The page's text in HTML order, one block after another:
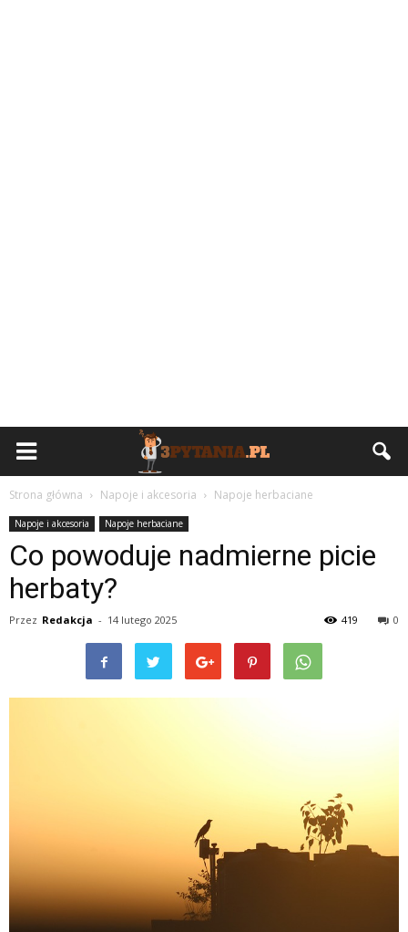
Strona główna Napoje i akcesoria Napoje herbaciane
Napoje i akcesoria Napoje herbaciane
Co powoduje nadmierne picie
herbaty?
Przez Redakcja - 14 lutego 2025 0
419